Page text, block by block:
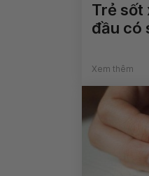
Trẻ sốt
đầu có
Xem thêm